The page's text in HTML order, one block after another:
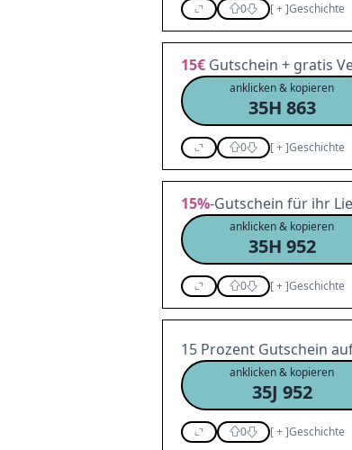
0 [+]Geschichte
15€ Gutschein + gratis
anklicken & kopieren
35H 863
0 [+]Geschichte
15%-Gutschein für ihr
anklicken & kopieren
35H 952
0 [+]Geschichte
15 Prozent Gutschein
anklicken & kopieren
35J 952
0 [+]Geschichte